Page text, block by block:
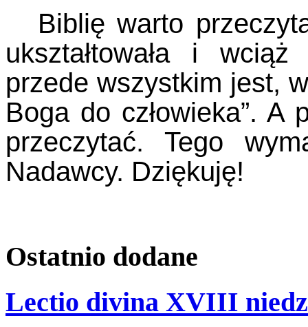
Biblię warto
ukształtowała i
przede wszystkim jest,
Boga do człowieka”. A
przeczytać. Tego
Nadawcy. Dziękuję!
Ostatnio dodane
Lectio divina XVIII